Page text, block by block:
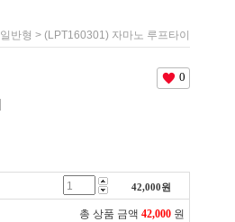
일반형 > (LPT160301) 자마노 루프타이
0
42,000원
총 상품 금액 42,000 원